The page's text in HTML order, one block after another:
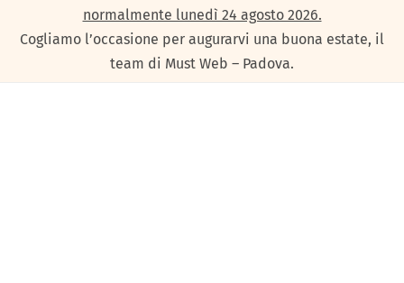
normalmente lunedì 24 agosto 2026.
Cogliamo l’occasione per augurarvi una buona estate, il
team di Must Web – Padova.